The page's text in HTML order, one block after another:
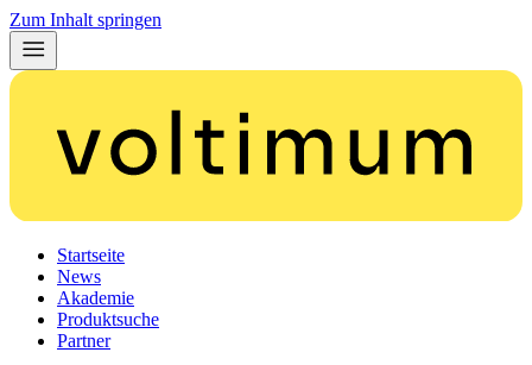
Zum Inhalt springen
Startseite
News
Akademie
Produktsuche
Partner